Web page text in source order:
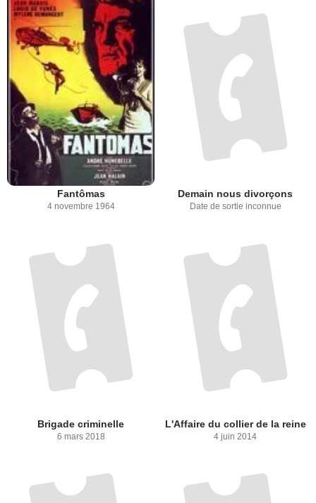
Fantômas
4 novembre 1964
Demain nous divorçons
Date de sortie inconnue
Brigade criminelle
6 mars 2018
L'Affaire du collier de la reine
4 juin 2014